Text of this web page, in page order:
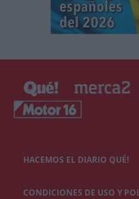
HACEMOS EL DIARIO QUÉ!
CONDICIONES DE USO Y